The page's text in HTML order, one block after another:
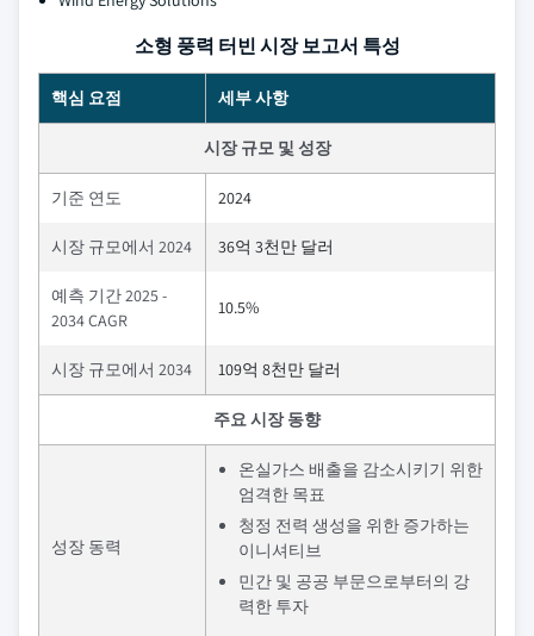
소형 풍력 터빈 시장 보고서 특성
핵심 요점 세부 사항
시장 규모 및 성장
기준 연도 2024
시장 규모에서 2024 36억 3천만 달러
예측 기간 2025 -
2034 CAGR
10.5%
시장 규모에서 2034 109억 8천만 달러
주요 시장 동향
성장 동력
온실가스 배출을 감소시키기 위한
엄격한 목표
청정 전력 생성을 위한 증가하는
이니셔티브
민간 및 공공 부문으로부터의 강
력한 투자